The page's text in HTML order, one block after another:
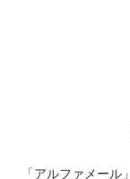
「アルファメール